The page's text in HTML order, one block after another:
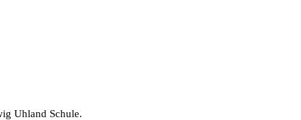
Uhland Schule.